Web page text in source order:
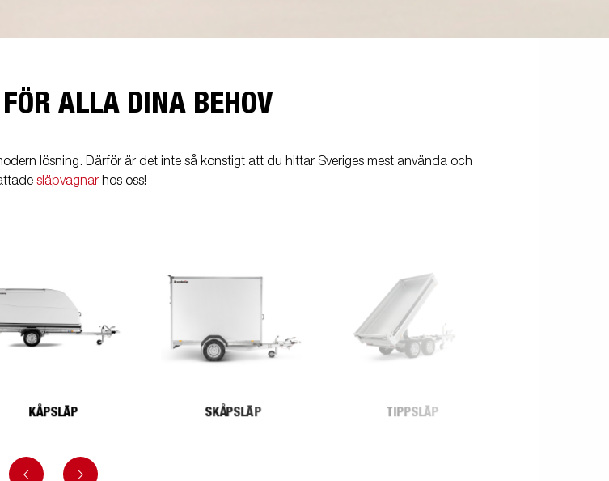
ALLA DINA BEHOV
lösning. Därför är det inte så konstigt att du hittar Sveriges mest använda och
släpvagnar hos oss!
KÅPSLÄP SKÅPSLÄP TIPPSLÄP